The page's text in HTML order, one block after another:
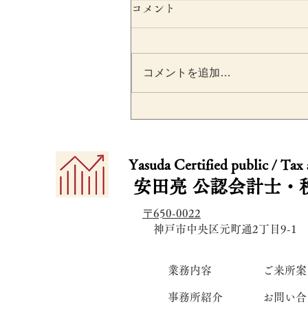
みなし退職金の受給歴に注意
iDeCoの税務を税理士が解説
コメント
コメントを追加…
​​Yasuda Certified public / Tax
安田亮 公認会計士・
〒650-0022
神戸市中央区元町通2丁目9-1
業務内容
事務所紹介
ご来所
お問い